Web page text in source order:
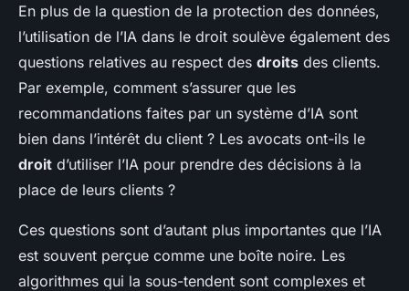
En plus de la question de la protection des données,
l’utilisation de l’IA dans le droit soulève également des
questions relatives au respect des droits des clients.
Par exemple, comment s’assurer que les
recommandations faites par un système d’IA sont
bien dans l’intérêt du client ? Les avocats ont-ils le
droit d’utiliser l’IA pour prendre des décisions à la
place de leurs clients ?
Ces questions sont d’autant plus importantes que l’IA
est souvent perçue comme une boîte noire. Les
algorithmes qui la sous-tendent sont complexes et